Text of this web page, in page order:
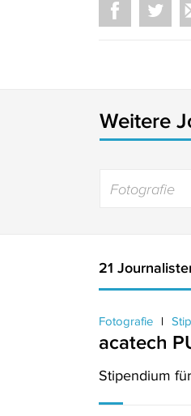
Weitere
Fotografie
21
Fotografie
acatech
Stipendium